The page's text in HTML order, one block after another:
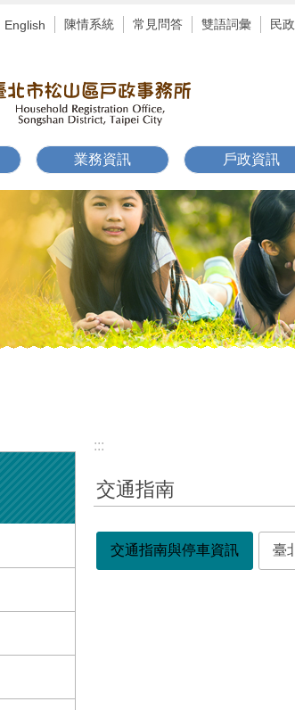
English 陳情系統 常見問答 雙語詞彙 民
業務資訊 戶政資訊
:::
交通指南
交通指南與停車資訊 臺